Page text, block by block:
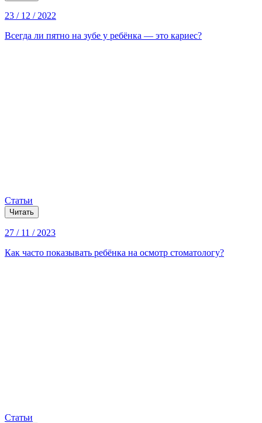
23 / 12 / 2022
Всегда ли пятно на зубе у ребёнка — это кариес?
Статьи
Читать
27 / 11 / 2023
Как часто показывать ребёнка на осмотр стоматологу?
Статьи